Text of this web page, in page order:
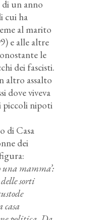
un anno
cui ha
al marito
e alle altre
le
dei fascisti.
altro assalto
dove viveva
piccoli nipoti
di Casa
dei
una mamma’:
sorti
casa